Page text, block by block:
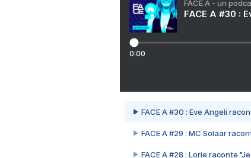
FACE A - un
FACE A #30 :
0:00
FACE A #30 : Eve Angeli
FACE A #29 : MC Solaar
FACE A #28 : Lorie raconte